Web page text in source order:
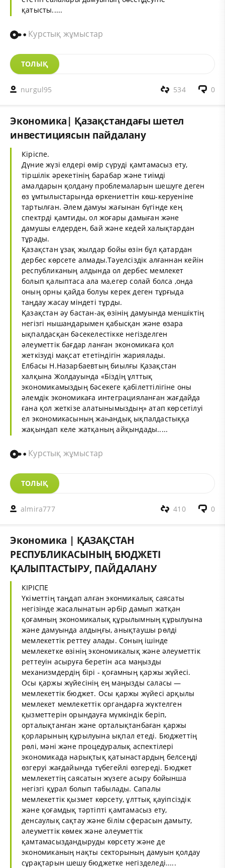
қатысты.....
Курстық жұмыстар
ТОЛЫҚ
nurgul95 0
534
Экономика| Қазақстандағы шетел
инвестициясын пайдалану
Кіріспе.
Дүние жүзі елдері өмір сүруді қамтамасыз ету,
тіршілік әрекетінің барабар және тиімді
амалдарын қолдану проблемаларын шешуге деген
өз ұмтылыстарында өркениеттін көш-керуеніне
тартылған. Әлем дамуы жағынан бүгінде кең
спектрді қамтиды, ол жоғары дамыған және
дамушы елдерден, бай және кедей халықтардан
тұрады.
Қазақстан ұзақ жылдар бойы өзін бұл қатардан
дербес көрсете алмады.Тәуелсіздік алғаннан кейін
республиканың алдында ол дербес мемлекет
болып қалыптаса ала ма,егер солай болса ,онда
оның орны қайда болуы керек деген тұрғыда
таңдау жасау міндеті тұрды.
Қазақстан әу бастан-ақ өзінің дамуында меншіктің
негізгі нышандарымен қабысқан және өзара
ықпалдасқан бәсекелестікке негізделген
әлеуметтік бағдар ланған экономикаға қол
жеткізуді мақсат ететіндігін жариялады.
Елбасы Н.Назарбаевтың биылғы Қазақстан
халқына Жолдауында «Біздің ұлттық
экономикамыздың бәсекеге қабілеттілігіне оны
әлемдік экономикаға интеграцияланған жағдайда
ғана қол жеткізе алатынымыздың» атап көрсетілуі
ел экономикасының жаһандық ықпалдастыққа
жақындап келе жатқаның айқындады.....
Курстық жұмыстар
ТОЛЫҚ
almira777 0
410
Экономика | ҚАЗАҚСТАН
РЕСПУБЛИКАСЫНЫҢ БЮДЖЕТІ
ҚАЛЫПТАСТЫРУ, ПАЙДАЛАНУ
КІРІСПЕ
Үкіметтің таңдап алған эконмикалық саясаты
негізінде жасалынатын әрбір дамып жатқан
қоғамның экономикалық құрылымның құрылуына
және дамуында алдыңғы, анықтаушы рөлді
мемлекеттік реттеу алады. Соның ішінде
мемлекетке өзінің экономикалық және әлеуметтік
реттеуін асыруға беретін аса маңызды
механизмдердің бірі - қоғамның қаржы жүйесі.
Осы қаржы жүйесінің ең маңызды саласы —
мемлекеттік бюджет. Осы қаржы жүйесі арқылы
мемлекет мемлекеттік органдарға жүктелген
қызметтерін орындауға мүмкіндік беріп,
орталықтанған және орталықтанбаған қаржы
қорларының құрылуына ықпал етеді. Бюджеттің
рөлі, мәні және процедуралық аспектілері
экономикада нарықтық қатынастардың белсеңді
өзгеруі жағдайында түбегейлі өзгереді. Бюджет
мемлекеттің саясатын жүзеге асыру бойынша
негізгі құрал болып табылады. Сапалы
мемлекеттік қызмет көрсету, ұлттық қауіпсіздік
және қоғамдық тәртіпті қамтамасыз ету,
денсаулық сақтау және білім сферасын дамыту,
әлеуметтік көмек және әлеуметтік
қамтамасыздандыруды көрсету және де
экономиканың нақты секторының дамуын қолдау
сұрақтарын шешу бюджетке негізделеді.....